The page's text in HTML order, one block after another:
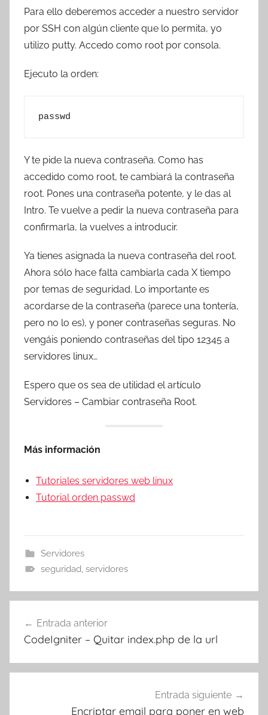
Para ello deberemos acceder a nuestro servidor
por SSH con algún cliente que lo permita, yo
utilizo putty. Accedo como root por consola.
Ejecuto la orden:
passwd
Y te pide la nueva contraseña. Como has
accedido como root, te cambiará la contraseña
root. Pones una contraseña potente, y le das al
Intro. Te vuelve a pedir la nueva contraseña para
confirmarla, la vuelves a introducir.
Ya tienes asignada la nueva contraseña del root.
Ahora sólo hace falta cambiarla cada X tiempo
por temas de seguridad. Lo importante es
acordarse de la contraseña (parece una tontería,
pero no lo es), y poner contraseñas seguras. No
vengáis poniendo contraseñas del tipo 12345 a
servidores linux…
Espero que os sea de utilidad el artículo
Servidores – Cambiar contraseña Root.
Más información
Tutoriales servidores web linux
Tutorial orden passwd
Servidores
seguridad, servidores
de
Entrada anterior
CodeIgniter – Quitar index.php de la url
Entrada siguiente
Encriptar email para poner en web